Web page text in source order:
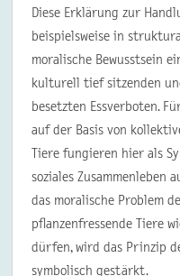
Diese Erklärung zur
beispielsweise in
moralische Bewusstsein
kulturell tief sitzenden
besetzten Essverboten.
auf der Basis von
Tiere fungieren hier als
soziales Zusammenleben
das moralische Problem
pflanzenfressende Tiere
dürfen, wird das Prinzip
symbolisch gestärkt.